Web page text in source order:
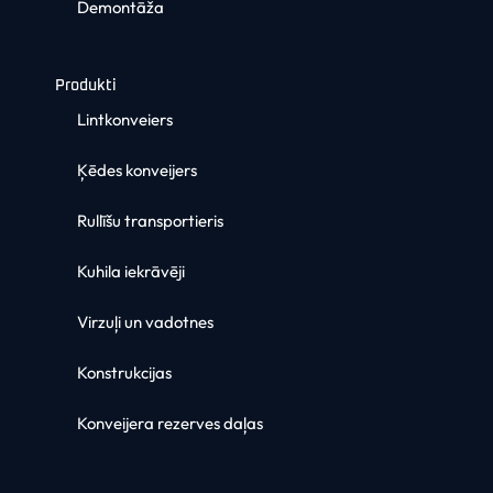
Demontāža
Produkti
Lintkonveiers
Ķēdes konveijers
Rullīšu transportieris
Kuhila iekrāvēji
Virzuļi un vadotnes
Konstrukcijas
Konveijera rezerves daļas